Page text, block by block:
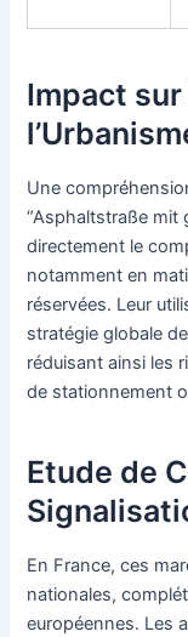
Impact
Une
“Asphaltstraße mit
directement le
notamment en
réservées. Leur
stratégie globale
réduisant ainsi les
de stationnement
Etude de
En France, ces
nationales,
européennes. Les